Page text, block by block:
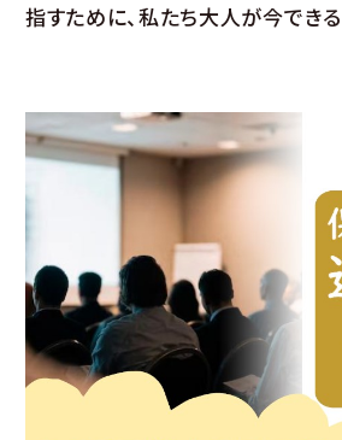
指すために、私たち大人が今できる